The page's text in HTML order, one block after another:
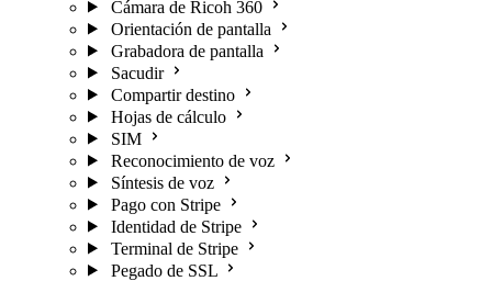
Cámara de Ricoh 360
Orientación de pantalla
Grabadora de pantalla
Sacudir
Compartir destino
Hojas de cálculo
SIM
Reconocimiento de voz
Síntesis de voz
Pago con Stripe
Identidad de Stripe
Terminal de Stripe
Pegado de SSL